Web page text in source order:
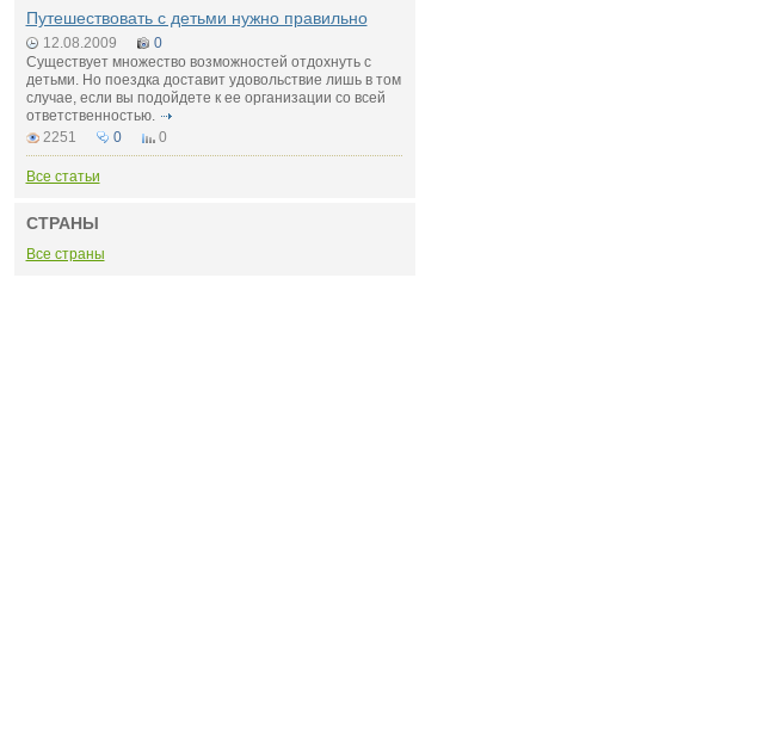
Путешествовать с детьми нужно правильно
12.08.2009
0
Существует множество возможностей отдохнуть с
детьми. Но поездка доставит удовольствие лишь в том
случае, если вы подойдете к ее организации со всей
ответственностью.
2251
0 0
Все статьи
СТРАНЫ
Все страны